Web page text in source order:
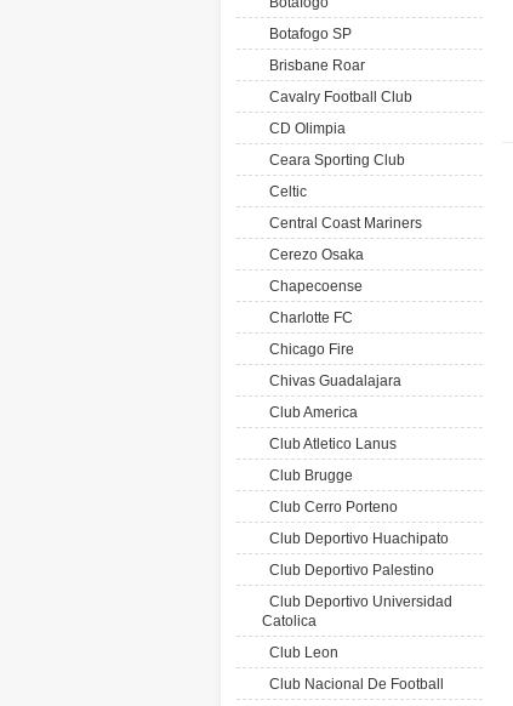
Botafogo SP
Brisbane Roar
Cavalry Football Club
CD Olimpia
Ceara Sporting Club
Celtic
Central Coast Mariners
Cerezo Osaka
Chapecoense
Charlotte FC
Chicago Fire
Chivas Guadalajara
Club America
Club Atletico Lanus
Club Brugge
Club Cerro Porteno
Club Deportivo Huachipato
Club Deportivo Palestino
Club Deportivo Universidad
Catolica
Club Leon
Club Nacional De Football